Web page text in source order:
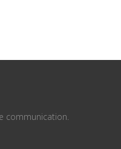
communication.